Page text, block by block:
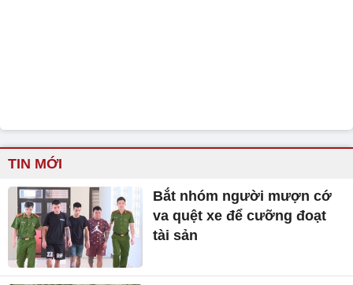
TIN MỚI
Bắt nhóm người mượn cớ
va quệt xe để cưỡng đoạt
tài sản